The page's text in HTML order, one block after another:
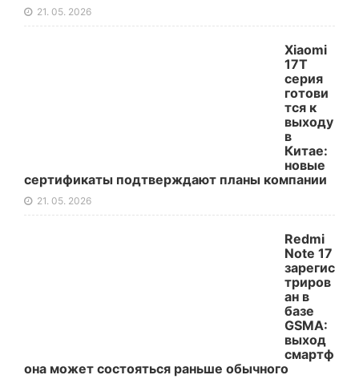
21. 05. 2026
Xiaomi
17T
серия
готови
тся к
выходу
в
Китае:
новые
сертификаты подтверждают планы компании
21. 05. 2026
Redmi
Note 17
зарегис
триров
ан в
базе
GSMA:
выход
смартф
она может состояться раньше обычного